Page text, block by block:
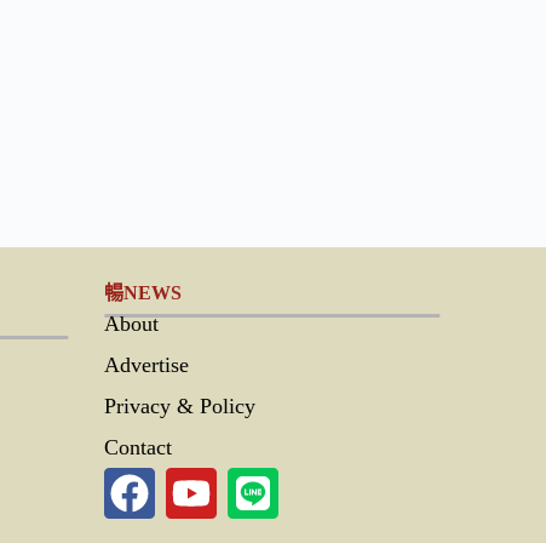
暢NEWS
About
Advertise
Privacy & Policy
Contact